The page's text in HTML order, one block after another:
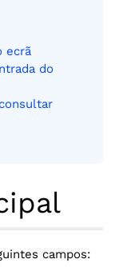
ecrã
do
campos: